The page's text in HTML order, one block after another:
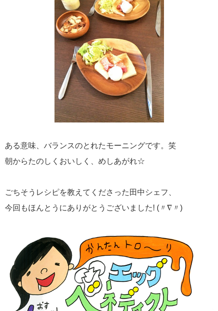
ある意味、バランスのとれたモーニングです。笑
朝からたのしくおいしく、めしあがれ☆
ごちそうレシピを教えてくださった田中シェフ、
今回もほんとうにありがとうございました! (〃∇〃)